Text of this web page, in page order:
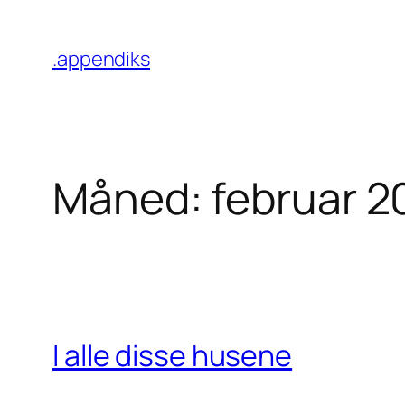
innhold
.appendiks
Måned: februar
I alle disse husene